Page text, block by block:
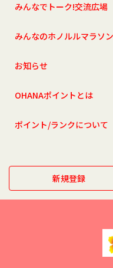
みんなでトーク!交流広場
みんなのホノルルマラソ
お知らせ
OHANAポイントとは
ポイント/ランクについて
新規登録